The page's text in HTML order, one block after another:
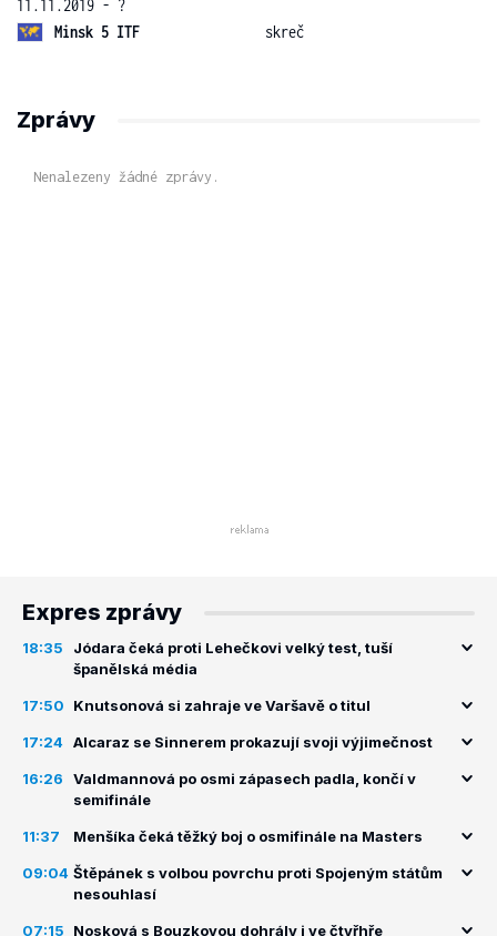
11.11.2019 - ?
Minsk 5 ITF
skreč
Zprávy
Nenalezeny žádné zprávy.
Expres zprávy
18:35
Jódara čeká proti Lehečkovi velký test, tuší
španělská média
17:50 Knutsonová si zahraje ve Varšavě o titul
17:24 Alcaraz se Sinnerem prokazují svoji výjimečnost
16:26
Valdmannová po osmi zápasech padla, končí v
semifinále
11:37 Menšíka čeká těžký boj o osmifinále na Masters
09:04 Štěpánek s volbou povrchu proti Spojeným státům
nesouhlasí
07:15 Nosková s Bouzkovou dohrály i ve čtyřhře